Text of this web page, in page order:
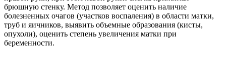
брюшную стенку. Метод позволяет оценить наличие
болезненных очагов (участков воспаления) в области матки,
труб и яичников, выявить объемные образования (кисты,
опухоли), оценить степень увеличения матки при
беременности.